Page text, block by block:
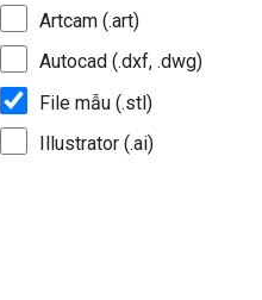
Artcam (.art)
Autocad (.dxf, .dwg)
File mẫu (.stl)
Illustrator (.ai)